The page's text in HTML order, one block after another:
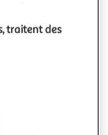
traitent des